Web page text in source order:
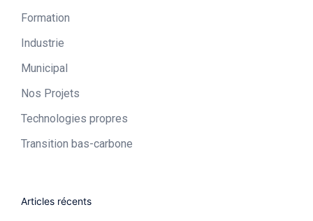
Formation
Industrie​
Municipal​
Nos Projets
Technologies propres​
Transition bas-carbone
Articles récents